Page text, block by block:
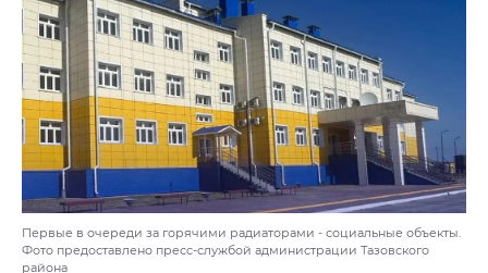
Первые в очереди за горячими радиаторами - социальные объекты.
Фото предоставлено пресс-службой администрации Тазовского
района